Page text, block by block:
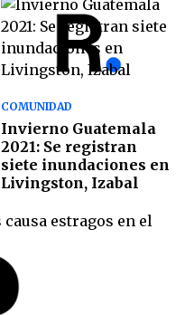
COMUNIDAD
Invierno Guatemala
2021: Se registran
siete inundaciones en
Livingston, Izabal